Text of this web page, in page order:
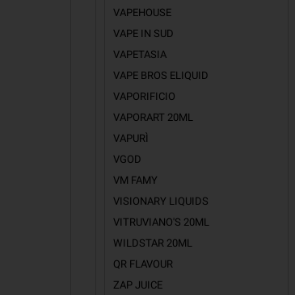
VAPEHOUSE
VAPE IN SUD
VAPETASIA
VAPE BROS ELIQUID
VAPORIFICIO
VAPORART 20ML
VAPURÌ
VGOD
VM FAMY
VISIONARY LIQUIDS
VITRUVIANO'S 20ML
WILDSTAR 20ML
QR FLAVOUR
ZAP JUICE